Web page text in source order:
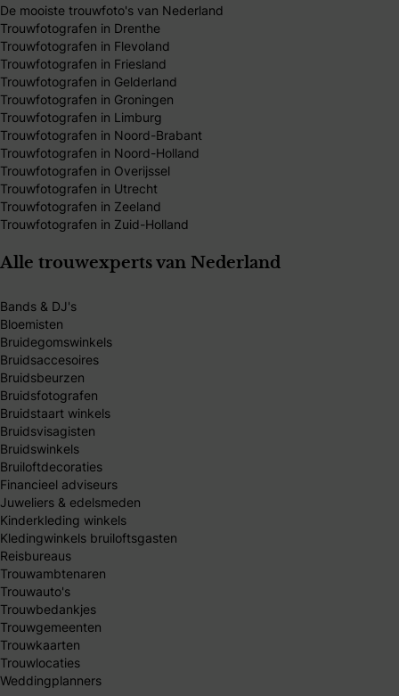
De mooiste trouwfoto's van Nederland
Trouwfotografen in Drenthe
Trouwfotografen in Flevoland
Trouwfotografen in Friesland
Trouwfotografen in Gelderland
Trouwfotografen in Groningen
Trouwfotografen in Limburg
Trouwfotografen in Noord-Brabant
Trouwfotografen in Noord-Holland
Trouwfotografen in Overijssel
Trouwfotografen in Utrecht
Trouwfotografen in Zeeland
Trouwfotografen in Zuid-Holland
Alle trouwexperts van Nederland
Bands & DJ's
Bloemisten
Bruidegomswinkels
Bruidsaccesoires
Bruidsbeurzen
Bruidsfotografen
Bruidstaart winkels
Bruidsvisagisten
Bruidswinkels
Bruiloftdecoraties
Financieel adviseurs
Juweliers & edelsmeden
Kinderkleding winkels
Kledingwinkels bruiloftsgasten
Reisbureaus
Trouwambtenaren
Trouwauto's
Trouwbedankjes
Trouwgemeenten
Trouwkaarten
Trouwlocaties
Weddingplanners